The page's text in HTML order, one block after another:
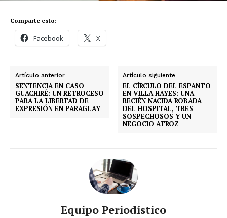
Comparte esto:
Facebook X
Artículo anterior
SENTENCIA EN CASO
GUACHIRÉ: UN RETROCESO
PARA LA LIBERTAD DE
EXPRESIÓN EN PARAGUAY
Artículo siguiente
EL CÍRCULO DEL ESPANTO
EN VILLA HAYES: UNA
RECIÉN NACIDA ROBADA
DEL HOSPITAL, TRES
SOSPECHOSOS Y UN
NEGOCIO ATROZ
Equipo Periodístico